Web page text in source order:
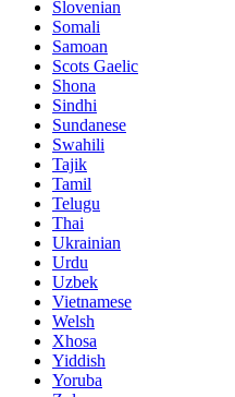
Slovenian
Somali
Samoan
Scots Gaelic
Shona
Sindhi
Sundanese
Swahili
Tajik
Tamil
Telugu
Thai
Ukrainian
Urdu
Uzbek
Vietnamese
Welsh
Xhosa
Yiddish
Yoruba